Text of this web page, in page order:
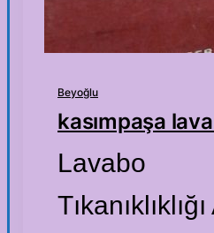
Beyoğlu
kasımpaşa
Lavabo